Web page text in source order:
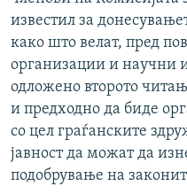
известил за
како што велат, пред
организации и научни
одложено второто
и предходно да биде
со цел граѓанските
јавност да можат да
подобрување на